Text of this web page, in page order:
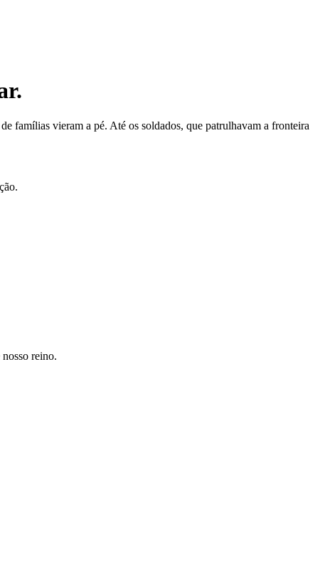
famílias vieram a pé. Até os soldados, que patrulhavam a fronteira
reino.